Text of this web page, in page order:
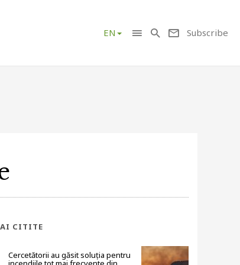
EN Subscribe
CITITE
Cercetătorii au găsit soluția pentru